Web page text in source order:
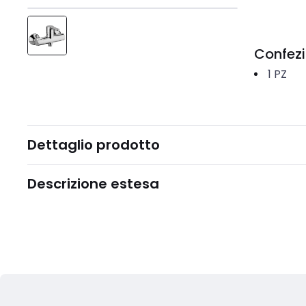
1 PZ
Dettaglio prodotto
Descrizione estesa